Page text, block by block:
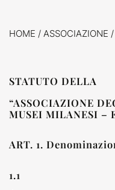
HOME / ASSOCIAZIONE /
STATUTO DELLA
“ASSOCIAZIONE
MUSEI MILANESI –
ART. 1.
1.1